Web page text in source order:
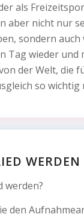
als
aber nicht nur
sondern auch
Tag wieder und
der Welt, die
so wichtig
WERDEN
werden?
den